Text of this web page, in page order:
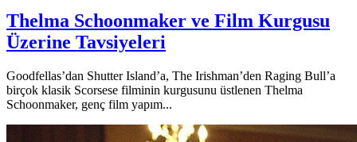
Thelma Schoonmaker ve Film Kurgusu
Üzerine Tavsiyeleri
Goodfellas’dan Shutter Island’a, The Irishman’den Raging Bull’a
birçok klasik Scorsese filminin kurgusunu üstlenen Thelma
Schoonmaker, genç film yapım...